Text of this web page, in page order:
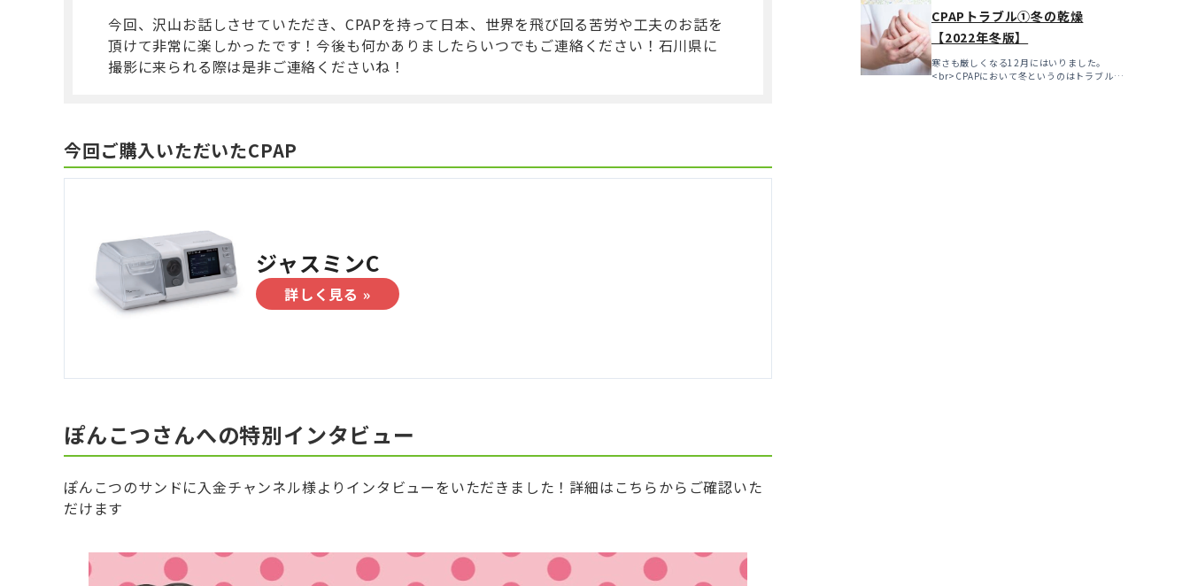
今回、沢山お話しさせていただき、CPAPを持って日本、世界を飛び回る苦労や工夫のお話を
頂けて非常に楽しかったです！今後も何かありましたらいつでもご連絡ください！石川県に
撮影に来られる際は是非ご連絡くださいね！
今回ご購入いただいたCPAP
ジャスミンC
詳しく見る »
ぽんこつさんへの特別インタビュー
ぽんこつのサンドに入金チャンネル様よりインタビューをいただきました！詳細はこちらからご確認いた
だけます
CPAPトラブル①冬の乾燥
【2022年冬版】
寒さも厳しくなる12月にはいりました。
<br>CPAPにおいて冬というのはトラブルの